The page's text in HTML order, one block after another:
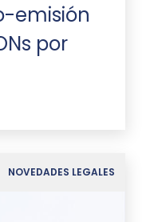
emisión
por
NOVEDADES LEGALES